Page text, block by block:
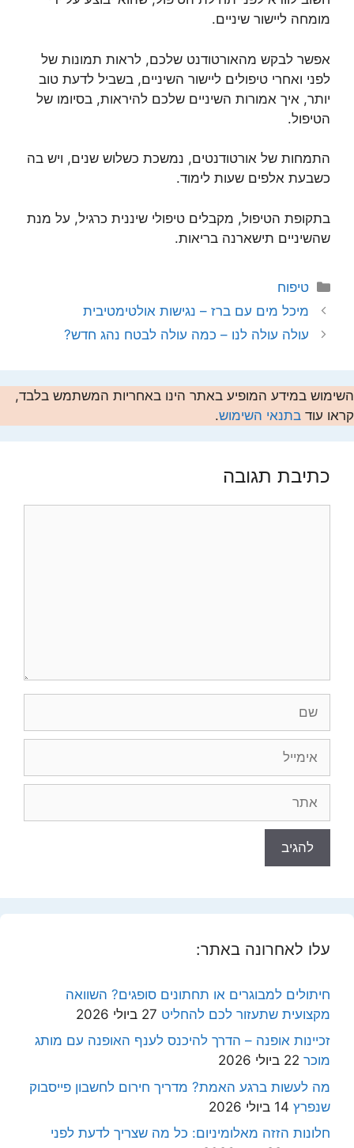
מומחה ליישור שיניים.
אפשר לבקש מהאורטודנט שלכם, לראות תמונות של
לפני ואחרי טיפולים ליישור השיניים, בשביל לדעת טוב
יותר, איך אמורות השיניים שלכם להיראות, בסיומו של
הטיפול.
התמחות של אורטודנטים, נמשכת כשלוש שנים, ויש בה
כשבעת אלפים שעות לימוד.
בתקופת הטיפול, מקבלים טיפולי שיננית כרגיל, על מנת
שהשיניים תישארנה בריאות.
קטגוריות
טיפוח
מיכל מים עם ברז – נגישות אולטימטיבית
עולה עולה לנו – כמה עולה לבטח נהג חדש?
השימוש במידע המופיע באתר הינו באחריות המשתמש בלבד,
קראו עוד בתנאי השימוש.
כתיבת תגובה
עלו לאחרונה באתר:
חיתולים למבוגרים או תחתונים סופגים? השוואה
מקצועית שתעזור לכם להחליט 27 ביולי 2026
זכיינות אופנה – הדרך להיכנס לענף האופנה עם מותג
מוכר 22 ביולי 2026
מה לעשות ברגע האמת? מדריך חירום לחשבון פייסבוק
שנפרץ 14 ביולי 2026
חלונות הזזה מאלומיניום: כל מה שצריך לדעת לפני